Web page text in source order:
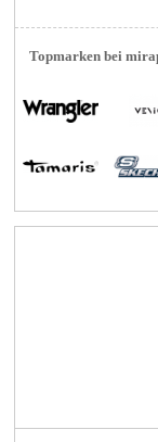
Topmarken bei